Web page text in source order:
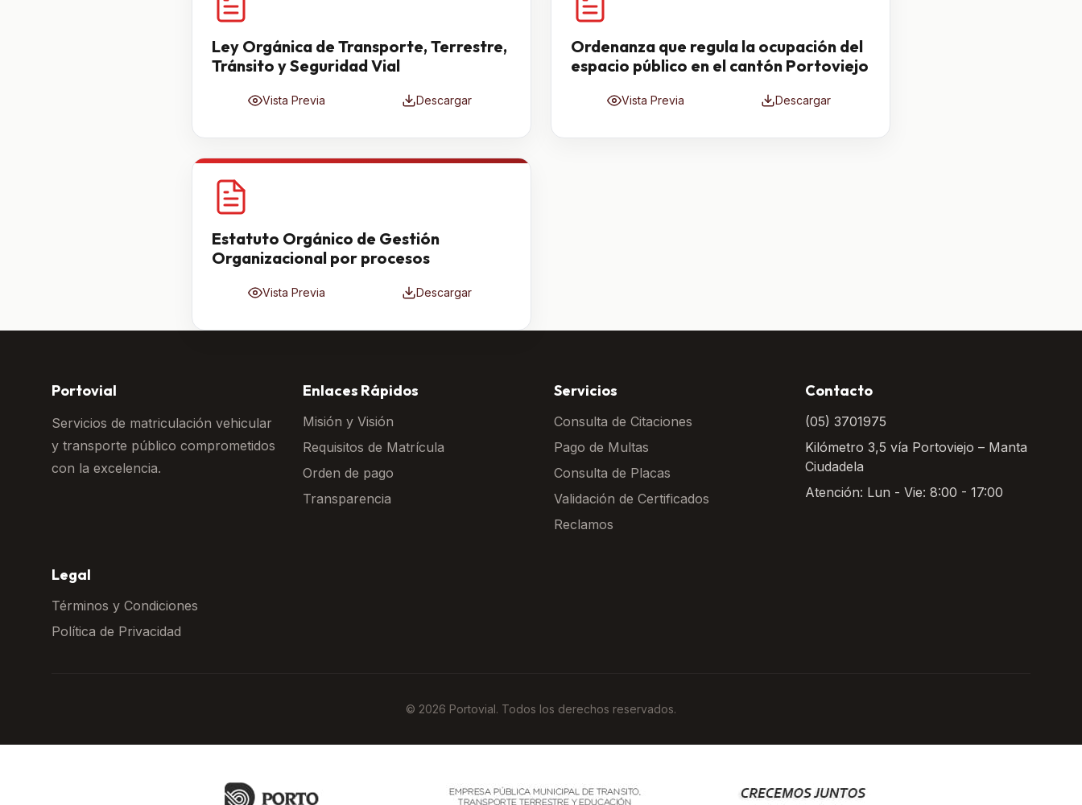
Ley Orgánica de Transporte, Terrestre,
Tránsito y Seguridad Vial
Vista Previa Descargar
Ordenanza que regula la ocupación del
espacio público en el cantón Portoviejo
Vista Previa Descargar
Estatuto Orgánico de Gestión
Organizacional por procesos
Vista Previa Descargar
Portovial
Servicios de matriculación vehicular
y transporte público comprometidos
con la excelencia.
Enlaces Rápidos
Misión y Visión
Requisitos de Matrícula
Orden de pago
Transparencia
Servicios
Consulta de Citaciones
Pago de Multas
Consulta de Placas
Validación de Certificados
Reclamos
Contacto
(05) 3701975
Kilómetro 3,5 vía Portoviejo – Manta
Ciudadela
Atención: Lun - Vie: 8:00 - 17:00
Legal
Términos y Condiciones
Política de Privacidad
© 2026 Portovial. Todos los derechos reservados.